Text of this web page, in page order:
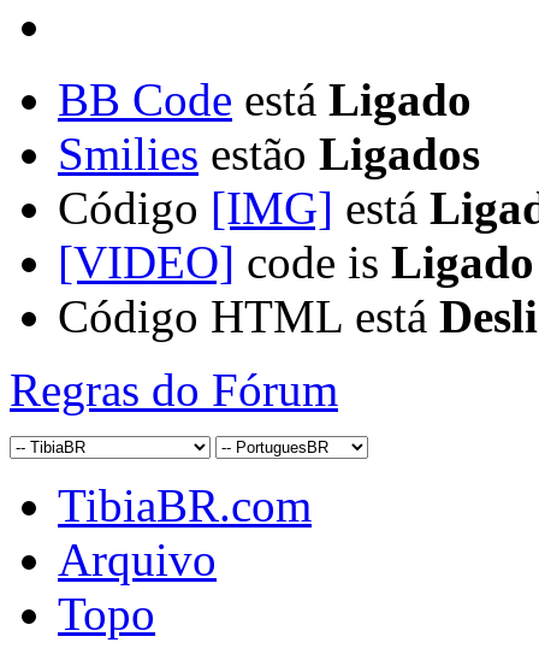
BB Code está Ligado
Smilies estão Ligados
Código [IMG] está
[VIDEO] code is Ligado
Código HTML está
Regras do Fórum
TibiaBR.com
Arquivo
Topo